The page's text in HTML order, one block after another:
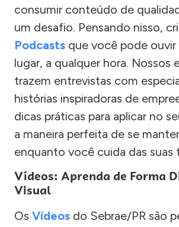
consumir conteúdo de
um desafio. Pensando nisso,
Podcasts que você pode
lugar, a qualquer hora. Nossos
trazem entrevistas com
histórias inspiradoras de
dicas práticas para aplicar no
a maneira perfeita de se
enquanto você cuida das suas
Vídeos: Aprenda de Forma
Visual
Os Vídeos do Sebrae/PR são